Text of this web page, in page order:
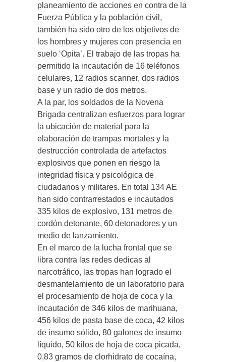
planeamiento de acciones en contra de la
Fuerza Pública y la población civil,
también ha sido otro de los objetivos de
los hombres y mujeres con presencia en
suelo ‘Opita’. El trabajo de las tropas ha
permitido la incautación de 16 teléfonos
celulares, 12 radios scanner, dos radios
base y un radio de dos metros.
A la par, los soldados de la Novena
Brigada centralizan esfuerzos para lograr
la ubicación de material para la
elaboración de trampas mortales y la
destrucción controlada de artefactos
explosivos que ponen en riesgo la
integridad física y psicológica de
ciudadanos y militares. En total 134 AE
han sido contrarrestados e incautados
335 kilos de explosivo, 131 metros de
cordón detonante, 60 detonadores y un
medio de lanzamiento.
En el marco de la lucha frontal que se
libra contra las redes dedicas al
narcotráfico, las tropas han logrado el
desmantelamiento de un laboratorio para
el procesamiento de hoja de coca y la
incautación de 346 kilos de marihuana,
456 kilos de pasta base de coca, 42 kilos
de insumo sólido, 80 galones de insumo
líquido, 50 kilos de hoja de coca picada,
0,83 gramos de clorhidrato de cocaína,